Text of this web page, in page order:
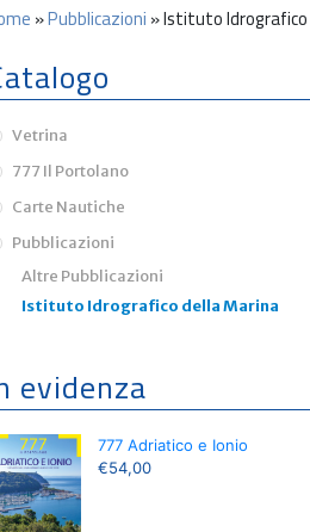
»Pubblicazioni»Istituto
Vetrina
777 Il Portolano
Carte Nautiche
Pubblicazioni
Altre Pubblicazioni
Istituto Idrografico della Marina
evidenza
777 Adriatico e Ionio
€54,00